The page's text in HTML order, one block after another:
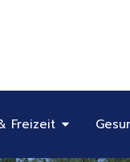
Freizeit Öffne